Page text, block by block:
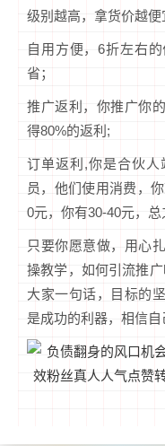
级别越高，拿货价越便
自用方便，6折左右
省；
推广返利，你推广你
得80%的返利;
订单返利,你是合伙
员，他们使用消费，
0元，你有30-40元，总
只要你愿意做，用心
操教学，如何引流推
大家一句话，目标的
是成功的利器，相信自